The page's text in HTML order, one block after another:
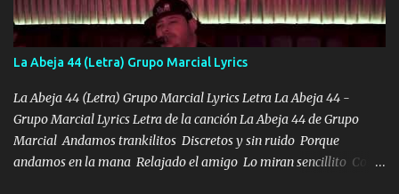
ahí está el Hombre Cuarenta y también Pariente 7 arreglan
cualquier problema no más es cuestión que ordené NOS HACE
FALTA UN HERMANO DE CLAVE ERA EL 24 SIEMPRE FUE UN
HOMBRE VALIENTE POR ALGO M'URIÓ PELEAND0 SIEMPRE
VIO POR LA FAMILIA PARA QUE SIGA EL LEGADO Es el DOS de
los HERMANOS un cerebro inteligente y com...
La Abeja 44 (Letra) Grupo Marcial Lyrics
La Abeja 44 (Letra) Grupo Marcial Lyrics Letra La Abeja 44 -
Grupo Marcial Lyrics Letra de la canción La Abeja 44 de Grupo
Marcial Andamos trankilitos Discretos y sin ruido Porque
andamos en la mana Relajado el amigo Lo miran sencillito Con